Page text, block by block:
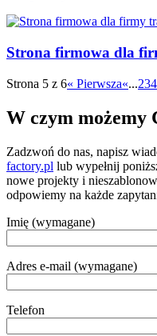
Strona firmowa dla
Strona 5 z 6« Pierwsza«...234
W czym możemy
Zadzwoń do nas, napisz
factory.pl lub wypełnij
nowe projekty i
odpowiemy na każde
Imię (wymagane)
Adres e-mail (wymagane)
Telefon